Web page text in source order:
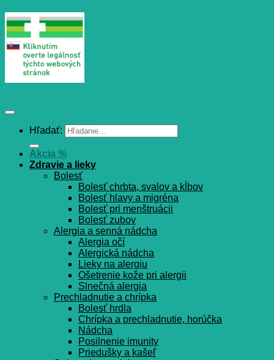
Hľadať:
Akcia %
Zdravie a lieky
Bolesť
Bolesť chrbta, svalov a kĺbov
Bolesť hlavy a migréna
Bolesť pri menštruácii
Bolesť zubov
Alergia a senná nádcha
Alergia očí
Alergická nádcha
Lieky na alergiu
Ošetrenie kože pri alergii
Slnečná alergia
Prechladnutie a chrípka
Bolesť hrdla
Chrípka a prechladnutie, horúčka
Nádcha
Posilnenie imunity
Priedušky a kašeľ